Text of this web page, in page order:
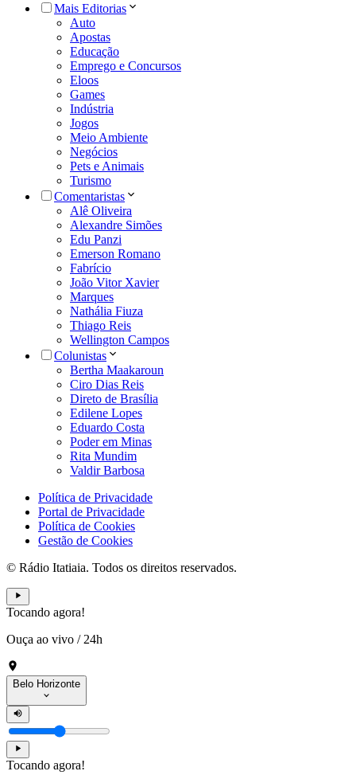
Mais Editorias
Auto
Apostas
Educação
Emprego e Concursos
Eloos
Games
Indústria
Jogos
Meio Ambiente
Negócios
Pets e Animais
Turismo
Comentaristas
Alê Oliveira
Alexandre Simões
Edu Panzi
Emerson Romano
Fabrício
João Vitor Xavier
Marques
Nathália Fiuza
Thiago Reis
Wellington Campos
Colunistas
Bertha Maakaroun
Ciro Dias Reis
Direto de Brasília
Edilene Lopes
Eduardo Costa
Poder em Minas
Rita Mundim
Valdir Barbosa
Política de Privacidade
Portal de Privacidade
Política de Cookies
Gestão de Cookies
© Rádio Itatiaia. Todos os direitos reservados.
Tocando agora!
Ouça ao vivo / 24h
Belo Horizonte
Tocando agora!